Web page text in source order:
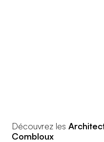
Découvrez les
Combloux